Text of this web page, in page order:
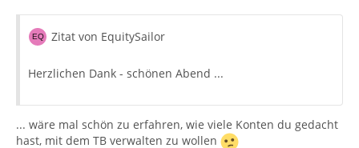
Zitat von EquitySailor
Herzlichen Dank - schönen Abend ...
... wäre mal schön zu erfahren, wie viele Konten du gedacht
hast, mit dem TB verwalten zu wollen